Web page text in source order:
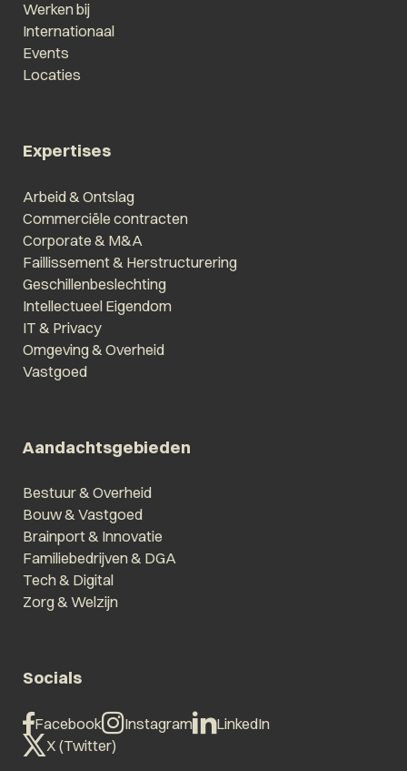
Werken bij
Internationaal
Events
Locaties
Expertises
Arbeid & Ontslag
Commerciële contracten
Corporate & M&A
Faillissement & Herstructurering
Geschillenbeslechting
Intellectueel Eigendom
IT & Privacy
Omgeving & Overheid
Vastgoed
Aandachtsgebieden
Bestuur & Overheid
Bouw & Vastgoed
Brainport & Innovatie
Familiebedrijven & DGA
Tech & Digital
Zorg & Welzijn
Socials
Facebook Instagram
LinkedIn
X (Twitter)